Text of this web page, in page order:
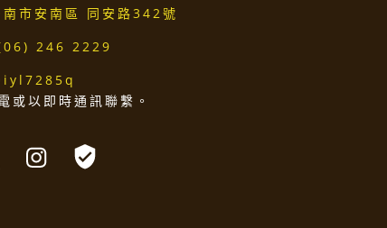
市安南區 同安路342號
246 2229
或以即時通訊聯繫。